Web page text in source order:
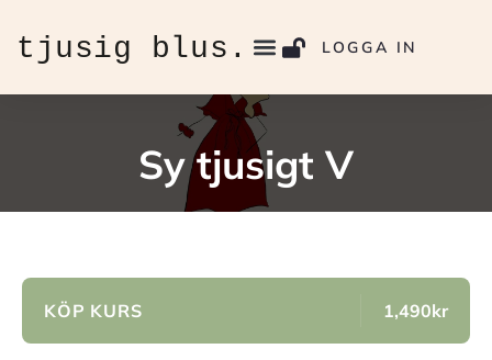
LOGGA IN
Sy tjusigt V
KÖP KURS 1,490kr